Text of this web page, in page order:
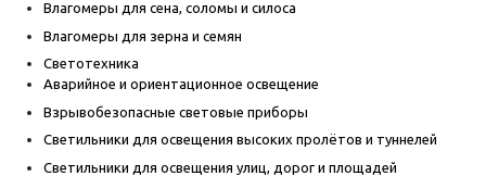
Влагомеры для сена, соломы и силоса
Влагомеры для зерна и семян
Светотехника
Аварийное и ориентационное освещение
Взрывобезопасные световые приборы
Светильники для освещения высоких пролётов и туннелей
Светильники для освещения улиц, дорог и площадей